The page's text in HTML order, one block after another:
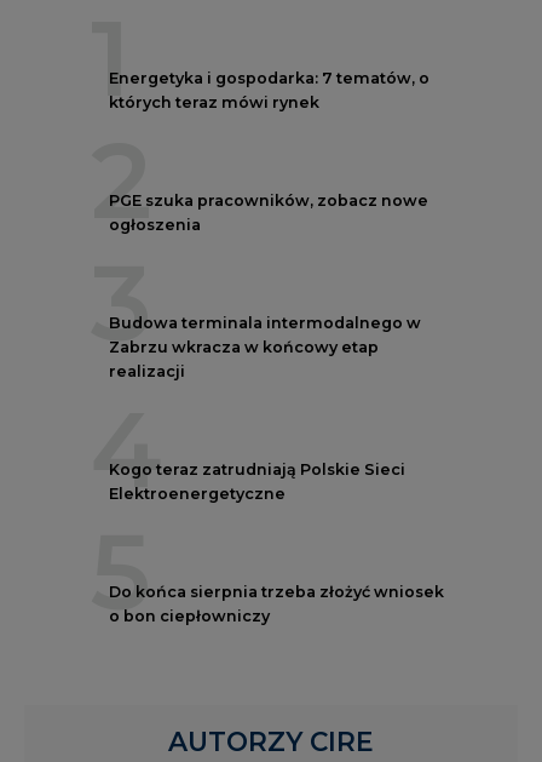
1
Energetyka i gospodarka: 7 tematów, o
których teraz mówi rynek
2
PGE szuka pracowników, zobacz nowe
ogłoszenia
3
Budowa terminala intermodalnego w
Zabrzu wkracza w końcowy etap
realizacji
4
Kogo teraz zatrudniają Polskie Sieci
Elektroenergetyczne
5
Do końca sierpnia trzeba złożyć wniosek
o bon ciepłowniczy
AUTORZY CIRE